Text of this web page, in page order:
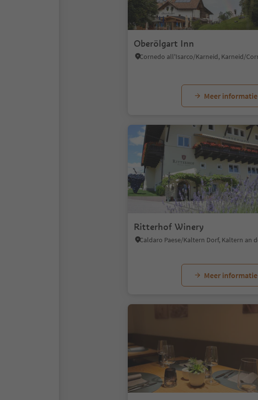
Oberölgart Inn
Meer informatie
Ritterhof Winery
Meer informatie